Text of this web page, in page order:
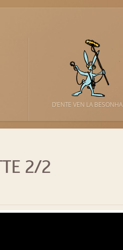
D’ENTE VEN LA BESONHA
2/2